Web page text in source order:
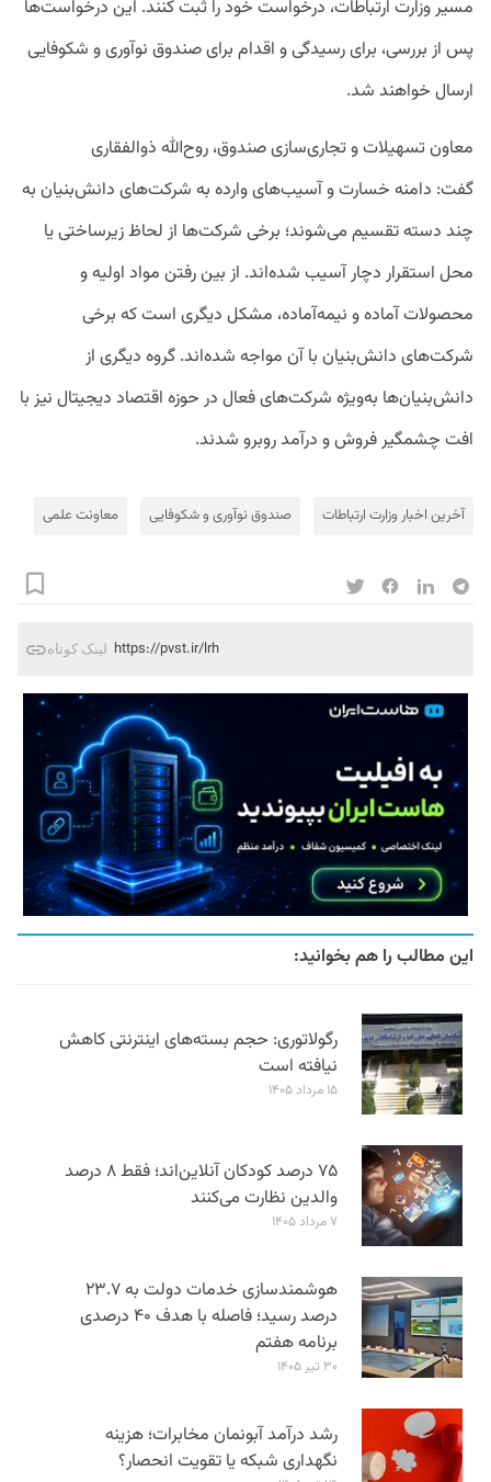
مسیر وزارت ارتباطات، درخواست خود را ثبت کنند. این درخواست‌‌ها
پس از بررسی، برای رسیدگی و اقدام برای صندوق نوآوری و شکوفایی
ارسال خواهند شد.
معاون تسهیلات و تجاری‌سازی صندوق، روح‌الله ذوالفقاری
گفت: دامنه خسارت و آسیب‌های وارده به شرکت‌های دانش‌بنیان به
چند دسته تقسیم می‌شوند؛ برخی شرکت‌ها از لحاظ زیرساختی یا
محل استقرار دچار آسیب شده‌اند. از بین رفتن مواد اولیه و
محصولات آماده و نیمه‌آماده، مشکل دیگری است که برخی
شرکت‌های دانش‌بنیان‌ با آن مواجه شده‌اند. گروه دیگری از
دانش‌بنیان‌ها به‌ویژه شرکت‌های فعال در حوزه اقتصاد دیجیتال نیز با
افت چشمگیر فروش و درآمد روبرو شدند.
آخرین اخبار وزارت ارتباطات صندوق نوآوری و شکوفایی معاونت علمی
لینک کوتاه https://pvst.ir/lrh
این مطالب را هم بخوانید:
رگولاتوری: حجم بسته‌های اینترنتی کاهش
نیافته است
۱۵ مرداد ۱۴۰۵
۷۵ درصد کودکان آنلاین‌اند؛ فقط ۸ درصد
والدین نظارت می‌کنند
۷ مرداد ۱۴۰۵
هوشمندسازی خدمات دولت به ۲۳.۷
درصد رسید؛ فاصله با هدف ۴۰ درصدی
برنامه هفتم
۳۰ تیر ۱۴۰۵
رشد درآمد آبونمان مخابرات؛ هزینه
نگهداری شبکه یا تقویت انحصار؟